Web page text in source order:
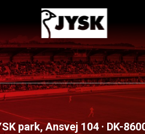
park, Ansvej 104 · DK-